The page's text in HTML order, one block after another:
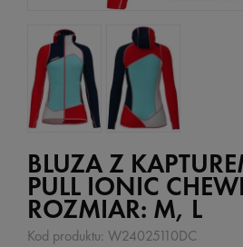
BLUZA Z
PULL IONIC
ROZMIAR: M, L
Kod produktu: W24025110DC